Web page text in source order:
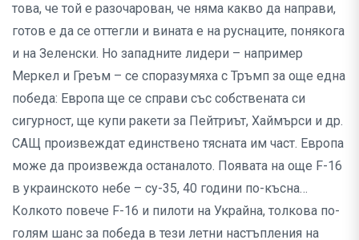
това, че той е разочарован, че няма какво да направи,
готов е да се оттегли и вината е на руснаците, понякога
и на Зеленски. Но западните лидери – например
Меркел и Греъм – се споразумяха с Тръмп за още една
победа: Европа ще се справи със собствената си
сигурност, ще купи ракети за Пейтриът, Хаймърси и др.
САЩ произвеждат единствено тясната им част. Европа
може да произвежда останалото. Появата на още F-16
в украинското небе – су-35, 40 години по-късна…
Колкото повече F-16 и пилоти на Украйна, толкова по-
голям шанс за победа в тези летни настъпления на